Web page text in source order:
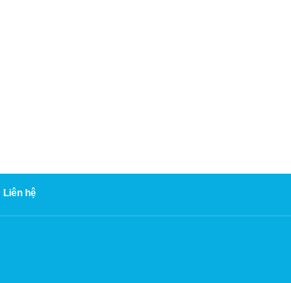
Liên hệ